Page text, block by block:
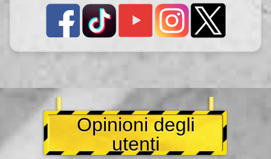
Opinioni degli
utenti